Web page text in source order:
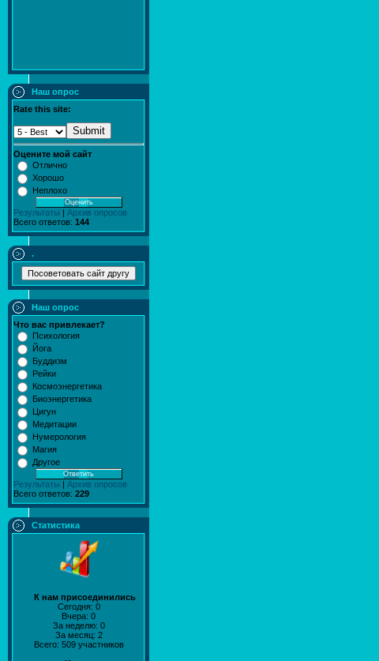
Наш опрос
Rate this site:
Submit
Оцените мой сайт
Отлично
Хорошо
Неплохо
Результаты
Архив опросов
Всего ответов: 144
.
Наш опрос
Что вас привлекает?
Психология
Йога
Буддизм
Рейки
Космоэнергетика
Биоэнергетика
Цигун
Медитации
Нумерология
Магия
Другое
Результаты | Архив опросов
Всего ответов: 229
Статистика
К нам присоединились
Сегодня: 0
Вчера: 0
За неделю: 0
За месяц: 2
Всего: 509 участников